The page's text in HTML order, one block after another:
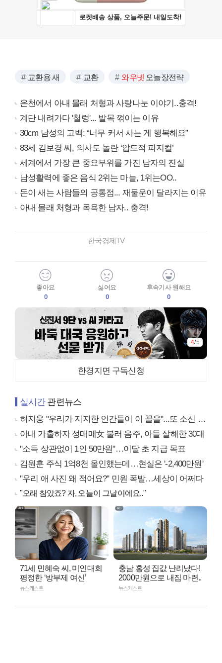
교환용 새 교환 와우넷 오늘장전략
온천에서 아내 몰래 처형과 사랑나눈 이야기..충격!
계단 내려가다 '철렁'... 발목 꺾이는 이유
30cm 남성의 고백: “너무 커서 사는 게 행복해요”
83세 김보경 씨, 의사도 놀란 ‘압도적 피지컬’
세계에서 가장 큰 중요부위를 가진 남자의 진실
남성활력에 좋은 음식 2위는 마늘, 1위는OO..
돈이 새는 사람들의 공통점... 재물운이 달라지는 이유
아내 몰래 처형과 목욕한 남자.. 충격!
한국경제TV
좋아요
0
싫어요
0
후속기사 원해요
0
4/5
한경지면 구독신청
실시간관련뉴스
허지웅 "우리가 지지한 인간들이 이 꼴을"...또 소신 발언
아내 가출하자 성매매女 불러 음주, 아들 살해한 30대
"소득 상관없이 1인 50만원"…이달 초 지급 목표
김원훈 주식 1억8천 올인했는데…현실은 '-2,400만원'
"우리 애 사진 왜 적어요?" 민원 폭발…세상이 어쩌다
"오래 참았죠? 자, 오늘이 그날이에요.."
71세 민혜숙 씨, 미인대회
평정한 ‘방부제 여신’
뉴스캐스트
충남 홍성 집값 난리났다!
2000만원으로 내집 마련..
뉴스캐스트